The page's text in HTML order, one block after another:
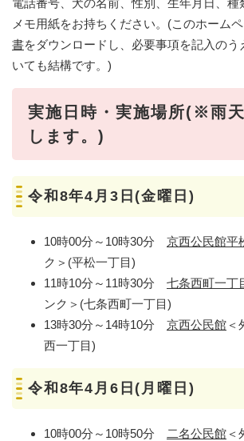
メモ用紙をお持ちください。(このホーム
書をダウンロードし、必要事項を記入のう
いても結構です。)
実施日時・実施場所(※雨
します。)
令和8年4月3日(金曜日)
10時00分～10時30分 京西公民館平
ク＞ (平松一丁目)
11時10分～11時30分 七条西町一丁
ンク＞ (七条西町一丁目)​
13時30分～14時10分 京西公民館 ＜
西一丁目)
令和8年4月6日(月曜日)
10時00分～10時50分 二名公民館 ＜